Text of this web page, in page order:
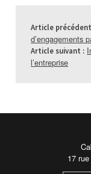
Article
d’engagements
Article suivant :
l’entreprise
17